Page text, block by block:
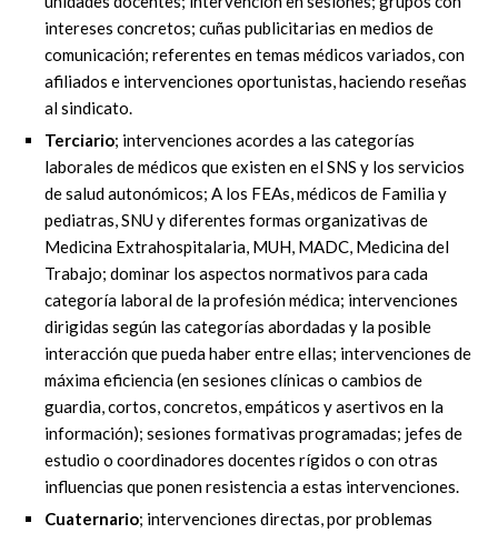
intereses concretos; cuñas publicitarias en medios de
comunicación; referentes en temas médicos variados, con
afiliados e intervenciones oportunistas, haciendo reseñas
al sindicato.
Terciario; intervenciones acordes a las categorías
laborales de médicos que existen en el SNS y los servicios
de salud autonómicos; A los FEAs, médicos de Familia y
pediatras, SNU y diferentes formas organizativas de
Medicina Extrahospitalaria, MUH, MADC, Medicina del
Trabajo; dominar los aspectos normativos para cada
categoría laboral de la profesión médica; intervenciones
dirigidas según las categorías abordadas y la posible
interacción que pueda haber entre ellas; intervenciones de
máxima eficiencia (en sesiones clínicas o cambios de
guardia, cortos, concretos, empáticos y asertivos en la
información); sesiones formativas programadas; jefes de
estudio o coordinadores docentes rígidos o con otras
influencias que ponen resistencia a estas intervenciones.
Cuaternario; intervenciones directas, por problemas